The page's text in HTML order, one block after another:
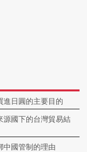
進日圓的主要目的
源國下的台灣貿易結
中國管制的理由